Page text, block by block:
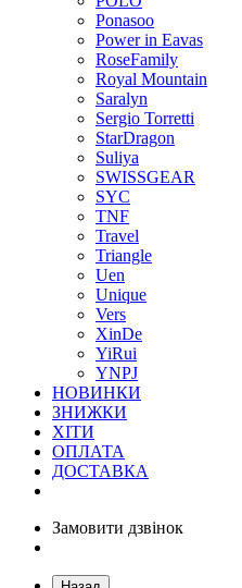
Ponasoo
Power in Eavas
RoseFamily
Royal Mountain
Saralyn
Sergio Torretti
StarDragon
Suliya
SWISSGEAR
SYC
TNF
Travel
Triangle
Uen
Unique
Vers
XinDe
YiRui
YNPJ
НОВИНКИ
ЗНИЖКИ
ХІТИ
ОПЛАТА
ДОСТАВКА
Замовити дзвінок